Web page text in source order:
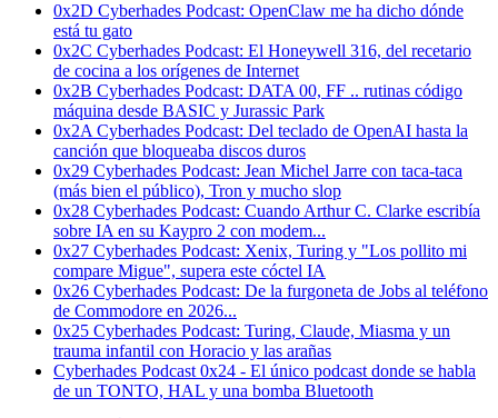
0x2D Cyberhades Podcast: OpenClaw me ha dicho dónde
está tu gato
0x2C Cyberhades Podcast: El Honeywell 316, del recetario
de cocina a los orígenes de Internet
0x2B Cyberhades Podcast: DATA 00, FF .. rutinas código
máquina desde BASIC y Jurassic Park
0x2A Cyberhades Podcast: Del teclado de OpenAI hasta la
canción que bloqueaba discos duros
0x29 Cyberhades Podcast: Jean Michel Jarre con taca-taca
(más bien el público), Tron y mucho slop
0x28 Cyberhades Podcast: Cuando Arthur C. Clarke escribía
sobre IA en su Kaypro 2 con modem...
0x27 Cyberhades Podcast: Xenix, Turing y "Los pollito mi
compare Migue", supera este cóctel IA
0x26 Cyberhades Podcast: De la furgoneta de Jobs al teléfono
de Commodore en 2026...
0x25 Cyberhades Podcast: Turing, Claude, Miasma y un
trauma infantil con Horacio y las arañas
Cyberhades Podcast 0x24 - El único podcast donde se habla
de un TONTO, HAL y una bomba Bluetooth